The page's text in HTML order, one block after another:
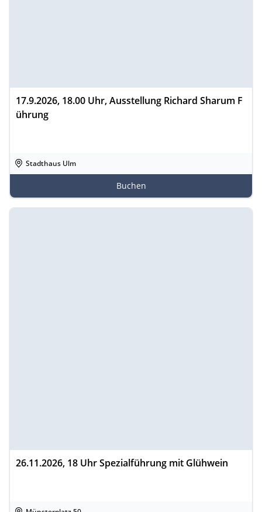
17.9.2026, 18.00 Uhr, Ausstellung Richard Sharum F
ührung
Stadthaus Ulm
Buchen
26.11.2026, 18 Uhr Spezialführung mit Glühwein